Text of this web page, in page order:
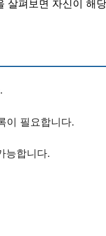
살펴보면 자신이 해
이 필요합니다.
능합니다.